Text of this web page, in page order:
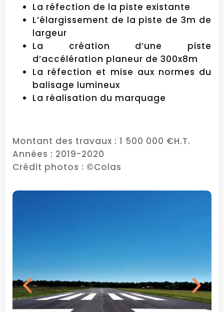
La réfection de la piste existante
L’élargissement de la piste de 3m de
largeur
La création d’une piste
d’accélération planeur de 300x8m
La réfection et mise aux normes du
balisage lumineux
La réalisation du marquage
Montant des travaux : 1 500 000 €H.T.
Années : 2019-2020
Crédit photos : ©Colas